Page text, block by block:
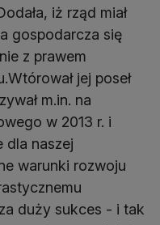
iż rząd miał
gospodarcza się
z prawem
jej poseł
m.in. na
w 2013 r. i
dla naszej
warunki rozwoju
duży sukces - i tak